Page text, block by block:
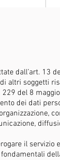
dall’art. 13
altri soggetti
del 8
dei dati
il servizio